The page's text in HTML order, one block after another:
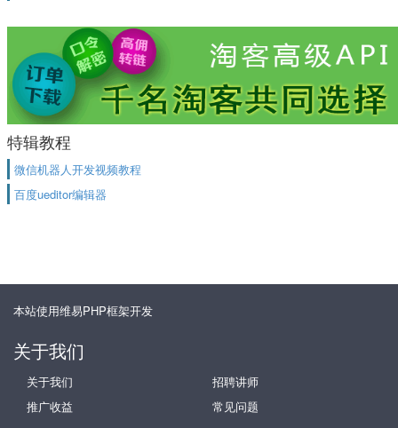
特辑教程
微信机器人开发视频教程
百度ueditor编辑器
本站使用维易PHP框架开发
关于我们
关于我们
招聘讲师
推广收益
常见问题